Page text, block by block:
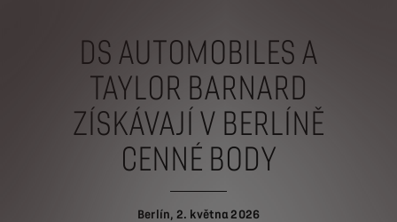
DS AUTOMOBILES A
TAYLOR BARNARD
ZÍSKÁVAJÍ V BERLÍNĚ
CENNÉ BODY
Berlín, 2. května 2026